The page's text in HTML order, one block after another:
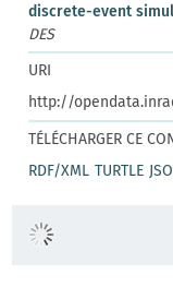
discrete-event
DES
URI
http://
TÉLÉCHARGER CE
RDF/XML TURTLE